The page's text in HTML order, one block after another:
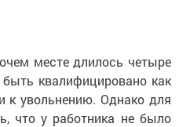
месте длилось четыре
квалифицировано как
к увольнению. Однако для
что у работника не было